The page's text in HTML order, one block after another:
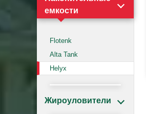
емкости
Flotenk
Alta Tank
Helyx
Жироуловители